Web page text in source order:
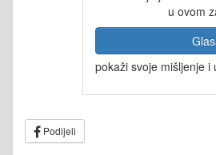
u ovom
pokaži svoje mišljenje i
Podijeli